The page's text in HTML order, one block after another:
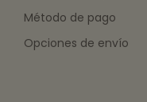
Método de pago
Opciones de envío